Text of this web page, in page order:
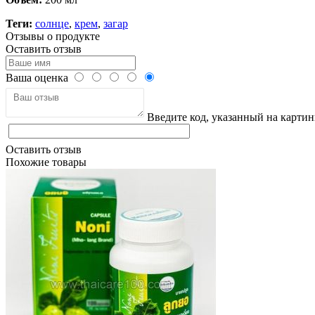
Теги: солнце, крем, загар
Отзывы о продукте
Оставить отзыв
Ваша оценка
Введите код, указанный на
Оставить отзыв
Похожие товары